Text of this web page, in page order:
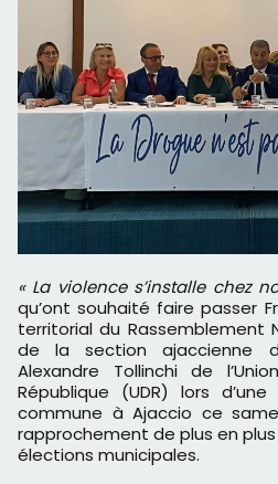
« La violence s’installe chez
qu’ont souhaité faire passer
territorial du Rassemblement
de la section ajaccienne
Alexandre Tollinchi de
République (UDR) lors
commune à Ajaccio ce
rapprochement de plus en
élections municipales.